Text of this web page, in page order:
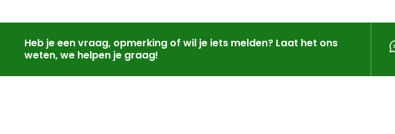
Heb je een vraag, opmerking of wil je iets melden? Laat het ons
weten, we helpen je graag!